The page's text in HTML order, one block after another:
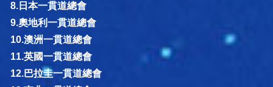
8.日本一貫道總會
9.奧地利一貫道總會
10.澳洲一貫道總會
11.英國一貫道總會
12.巴拉圭一貫道總會